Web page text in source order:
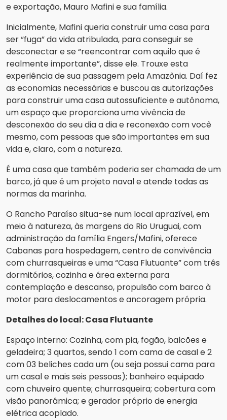
e exportação, Mauro Mafini e sua família.
Inicialmente, Mafini queria construir uma casa para
ser “fuga” da vida atribulada, para conseguir se
desconectar e se “reencontrar com aquilo que é
realmente importante”, disse ele. Trouxe esta
experiência de sua passagem pela Amazônia. Daí fez
as economias necessárias e buscou as autorizações
para construir uma casa autossuficiente e autônoma,
um espaço que proporciona uma vivência de
desconexão do seu dia a dia e reconexão com você
mesmo, com pessoas que são importantes em sua
vida e, claro, com a natureza.
É uma casa que também poderia ser chamada de um
barco, já que é um projeto naval e atende todas as
normas da marinha.
O Rancho Paraíso situa-se num local aprazível, em
meio à natureza, às margens do Rio Uruguai, com
administração da família Engers/Mafini, oferece
Cabanas para hospedagem, centro de convivência
com churrasqueiras e uma “Casa Flutuante” com três
dormitórios, cozinha e área externa para
contemplação e descanso, propulsão com barco à
motor para deslocamentos e ancoragem própria.
Detalhes do local: Casa Flutuante
Espaço interno: Cozinha, com pia, fogão, balcões e
geladeira; 3 quartos, sendo 1 com cama de casal e 2
com 03 beliches cada um (ou seja possui cama para
um casal e mais seis pessoas); banheiro equipado
com chuveiro quente; churrasqueira; cobertura com
visão panorâmica; e gerador próprio de energia
elétrica acoplado.